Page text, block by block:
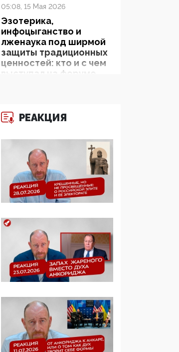
05:08, 15 Мая 2026
Эзотерика,
инфоцыганство и
лженаука под ширмой
защиты традиционных
ценностей: кто и с чем
выступал на форуме
09:40, 06 Мая 2026
профилактика негатива
среди молодежи снова
отдана на откуп
«движперам»
120 лет
парламентаризма: как
институт
народовластия
превратился в «чего
изволите» для
06:29, 15 Апреля 2026
Социальный фонд
России – пионер
жесткого внедрения
РЕАКЦИЯ